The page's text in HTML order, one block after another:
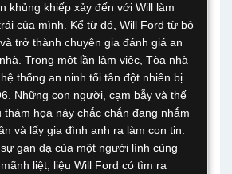
khủng khiếp xảy đến với Will làm
của mình. Kể từ đó, Will Ford từ bỏ
trở thành chuyên gia đánh giá an
Trong một lần làm việc, Tòa nhà
thống an ninh tối tân đột nhiên bị
Những con người, cạm bẫy và thế
thảm họa này chắc chắn đang nhắm
và lấy gia đình anh ra làm con tin.
gan dạ của một người lính cùng
liệt, liệu Will Ford có tìm ra